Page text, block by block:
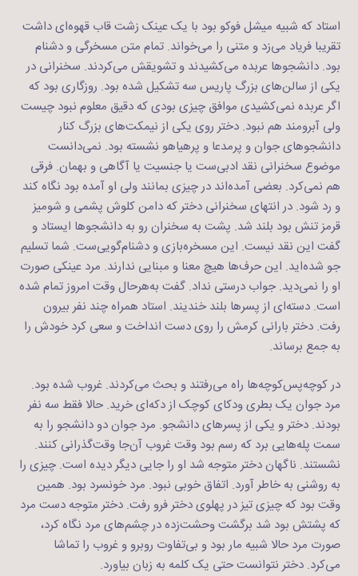
استاد که شبیه میشل فوکو بود با یک عینک زشت قاب قهوه‌ای داشت
تقریبا فریاد می‌زد و متنی را می‌خواند. تمام متن مسخرگی و دشنام
بود. دانشجوها عربده می‌کشیدند و تشویقش می‌کردند. سخنرانی در
یکی از سالن‌های بزرگ پاریس سه تشکیل شده بود. روزگاری بود که
اگر عربده نمی‌کشیدی موافق چیزی بودی که دقیق معلوم نبود چیست
ولی آبرومند هم نبود. دختر روی یکی از نیمکت‌های بزرگ کنار
دانشجوهای جوان و پرمدعا و پرهیاهو نشسته بود. نمی‌دانست
موضوع سخنرانی نقد ادبی‌ست یا جنسیت یا آگاهی و بهمان. فرقی
هم نمی‌کرد. بعضی‌ آمده‌اند در چیزی بمانند ولی او آمده بود نگاه کند
و رد شود. در انتهای سخنرانی دختر که دامن کلوش پشمی و شومیز
قرمز تنش بود بلند شد. پشت به سخنران رو به دانشجوها ایستاد و
گفت این نقد نیست. این مسخره‌بازی و دشنام‌گویی‌ست. شما تسلیم
جو شده‌اید. این حرف‌ها هیچ معنا و مبنایی ندارند. مرد عینکی صورت
او را نمی‌دید. جواب درستی نداد. گفت به‌هر‌حال وقت امروز تمام شده
است. دسته‌ای از پسرها بلند خندیند. استاد همراه چند نفر بیرون
رفت. دختر بارانی کرمش را روی دست انداخت و سعی کرد خودش را
به جمع برساند.
در کوچه‌پس‌کوچه‌ها راه می‌رفتند و بحث می‌کردند. غروب شده بود.
مرد جوان یک بطری ودکای کوچک از دکه‌ای خرید. حالا فقط سه نفر
بودند. دختر و یکی از پسرهای دانشجو. مرد جوان دو دانشجو را به
سمت پله‌هایی برد که رسم بود وقت غروب آن‌جا وقت‌گذرانی کنند.
نشستند. ناگهان دختر متوجه شد او را جایی دیگر دیده است. چیزی را
به روشنی به خاطر آورد. اتفاق خوبی نبود. مرد خونسرد بود. همین
وقت بود که چیزی تیز در پهلوی دختر فرو رفت. دختر متوجه دست مرد
که پشتش بود شد برگشت وحشت‌زده در چشم‌های مرد نگاه کرد،
صورت مرد حالا شبیه مار بود و بی‌تفاوت روبرو و غروب را تماشا
می‌کرد. دختر نتوانست حتی یک کلمه به زبان بیاورد.